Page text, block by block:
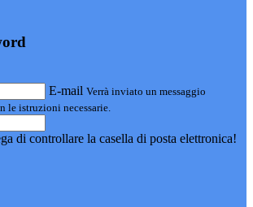
E-mail Verrà inviato un messaggio
le istruzioni necessarie.
di controllare la casella di posta elettronica!